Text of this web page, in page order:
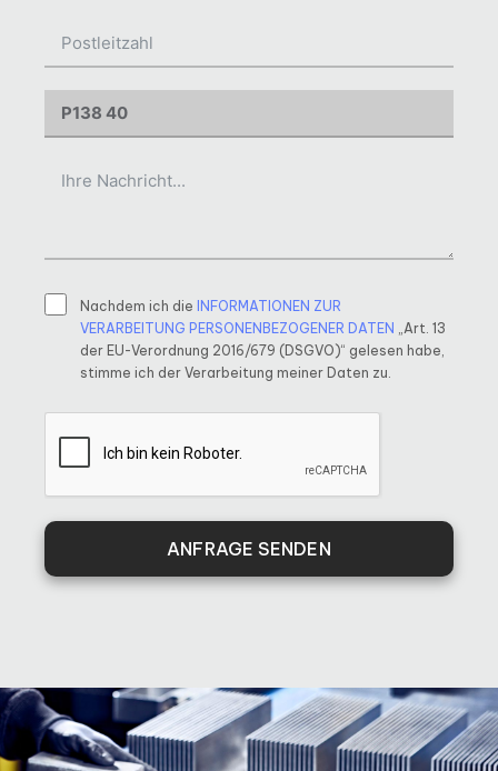
Nachdem ich die INFORMATIONEN ZUR
VERARBEITUNG PERSONENBEZOGENER DATEN
„Art. 13
der EU-Verordnung 2016/679 (DSGVO)“ gelesen habe,
stimme ich der Verarbeitung meiner Daten zu.
ANFRAGE SENDEN